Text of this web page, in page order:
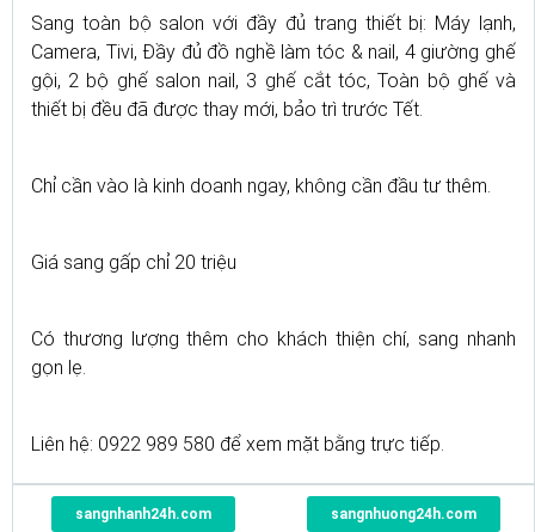
Sang toàn bộ salon với đầy đủ trang thiết bị: Máy lạnh,
Camera, Tivi, Đầy đủ đồ nghề làm tóc & nail, 4 giường ghế
gội, 2 bộ ghế salon nail, 3 ghế cắt tóc, Toàn bộ ghế và
thiết bị đều đã được thay mới, bảo trì trước Tết.
Chỉ cần vào là kinh doanh ngay, không cần đầu tư thêm.
Giá sang gấp chỉ 20 triệu
Có thương lượng thêm cho khách thiện chí, sang nhanh
gọn lẹ.
Liên hệ: 0922 989 580 để xem mặt bằng trực tiếp.
sangnhanh24h.com sangnhuong24h.com